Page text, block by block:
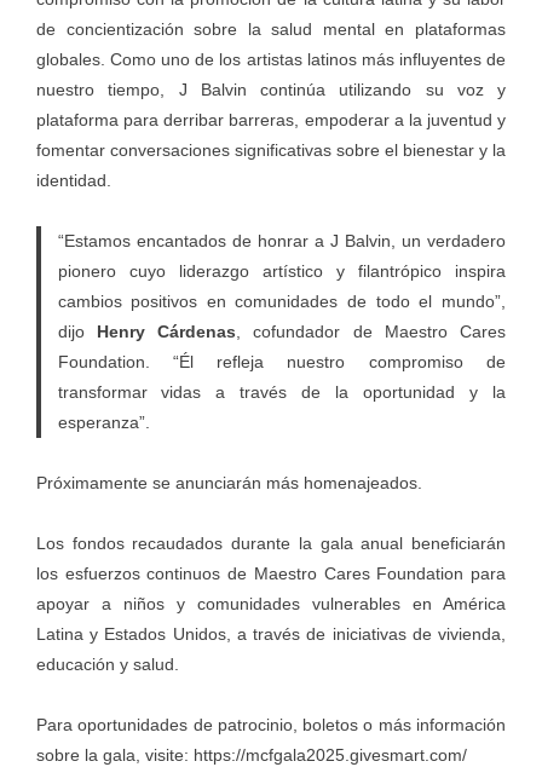
de concientización sobre la salud mental en plataformas
globales. Como uno de los artistas latinos más influyentes de
nuestro tiempo, J Balvin continúa utilizando su voz y
plataforma para derribar barreras, empoderar a la juventud y
fomentar conversaciones significativas sobre el bienestar y la
identidad.
“Estamos encantados de honrar a J Balvin, un verdadero
pionero cuyo liderazgo artístico y filantrópico inspira
cambios positivos en comunidades de todo el mundo”,
dijo Henry Cárdenas, cofundador de Maestro Cares
Foundation. “Él refleja nuestro compromiso de
transformar vidas a través de la oportunidad y la
esperanza”.
Próximamente se anunciarán más homenajeados.
Los fondos recaudados durante la gala anual beneficiarán
los esfuerzos continuos de Maestro Cares Foundation para
apoyar a niños y comunidades vulnerables en América
Latina y Estados Unidos, a través de iniciativas de vivienda,
educación y salud.
Para oportunidades de patrocinio, boletos o más información
sobre la gala, visite: https://mcfgala2025.givesmart.com/